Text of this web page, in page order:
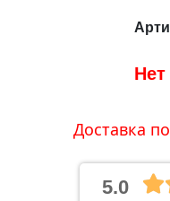
Доставка
5.0